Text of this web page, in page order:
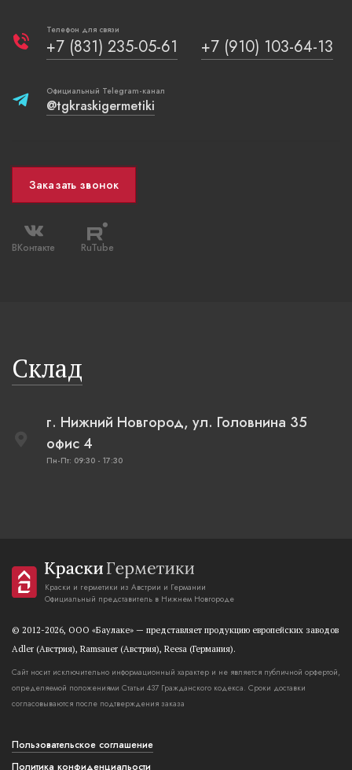
Телефон для связи
+7 (831) 235-05-61 +7 (910) 103-64-13
Официальный Telegram-канал
@tgkraskigermetiki
Заказать звонок
ВКонтакте RuTube
Склад
г. Нижний Новгород, ул. Головнина 35
офис 4
Пн-Пт: 09:30 - 17:30
Краски и герметики из Австрии и Германии
Официальный представитель в Нижнем Новгороде
© 2012-2026, OOO «Баулаке» — представляет продукцию европейских заводов
Adler (Австрия), Ramsauer (Австрия), Reesa (Германия).
Сайт носит исключительно информационный характер и не является публичной орфертой,
определяемой положениями Статьи 437 Гражданского кодекса. Сроки доставки
согласовываются после подтверждения заказа
Пользовательское соглашение
Политика конфиденциальости